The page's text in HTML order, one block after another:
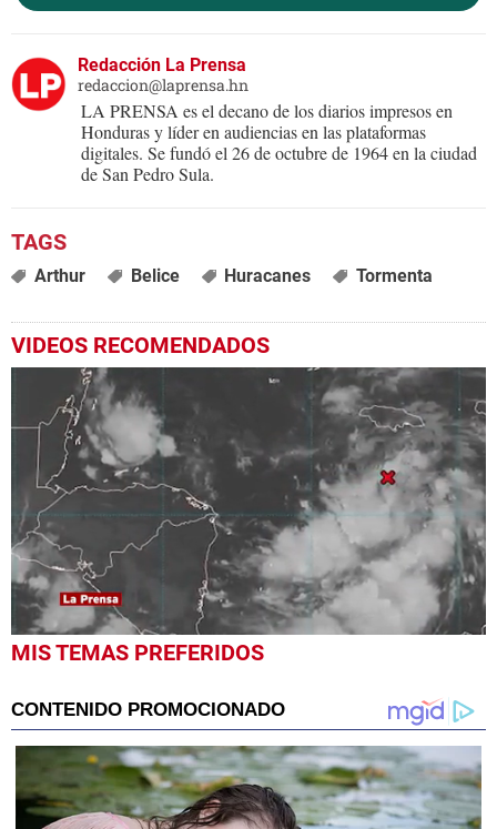
Redacción La Prensa
redaccion@laprensa.hn
LA PRENSA es el decano de los diarios impresos en
Honduras y líder en audiencias en las plataformas
digitales. Se fundó el 26 de octubre de 1964 en la ciudad
de San Pedro Sula.
Arthur Belice Huracanes Tormenta
VIDEOS RECOMENDADOS
0
seconds
seconds
MIS TEMAS PREFERIDOS